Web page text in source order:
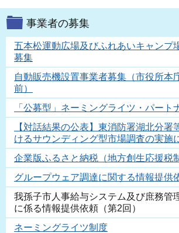
事業者の募集
五本松運動広場及びふれあいキャンプ
募集
自動販売機設置事業者募集（市役所本
前）
「公募型」ネーミングライツ・パート
【対話結果の公表】東消防署湖北分署
けるサウンディング型市場調査の実施
企業版ふるさと納税（地方創生応援税
グループウェア調達に関する情報提供
我孫子市人事給与システム及び庶務管
に係る情報提供依頼（第2回）
ネーミングライツ制度